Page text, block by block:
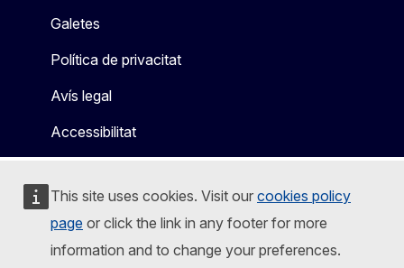
This site uses cookies. Visit our cookies policy
page or click the link in any footer for more
information and to change your preferences.
Galetes
Política de privacitat
Avís legal
Accessibilitat